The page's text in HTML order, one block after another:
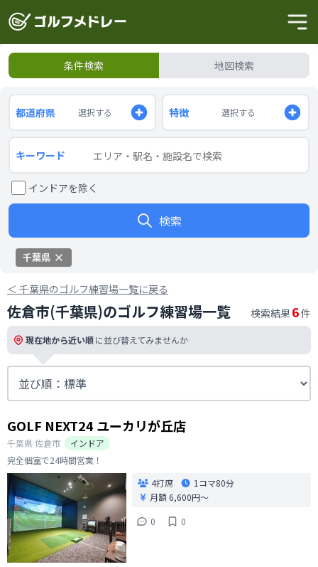
条件検索 地図検索
都道府県 選択する 特徴 選択する
キーワード
インドアを除く
検索
千葉県
＜ 千葉県のゴルフ練習場一覧に戻る
佐倉市(千葉県)のゴルフ練習場一覧 検索結果 6件
現在地から近い順に並び替えてみませんか
GOLF NEXT24 ユーカリが丘店
千葉県佐倉市
インドア
完全個室で24時間営業！
4打席
1コマ80分
月額 6,600円〜
0
0